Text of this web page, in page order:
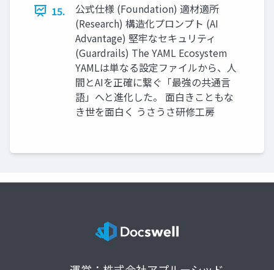
15.
公式仕様 (Foundation) 適材適所
(Research) 構造化プロンプト (AI
Advantage) 堅牢なセキュリティ
(Guardrails) The YAML Ecosystem
YAMLは単なる設定ファイルから、人
間とAIを正確に繋ぐ「最強の共通言
語」へと進化した。 面白きこともな
き世を面白く うさうさ研修工房